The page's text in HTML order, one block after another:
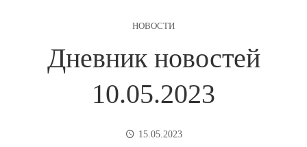
НОВОСТИ
Дневник новостей
10.05.2023
15.05.2023